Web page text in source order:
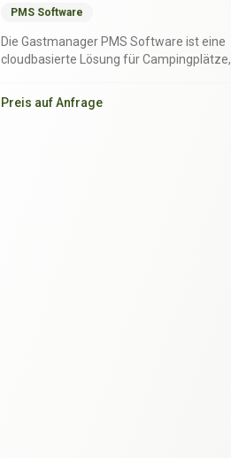
PMS Software
Die Gastmanager PMS Software ist eine
cloudbasierte Lösung für Campingplätze,
Preis auf Anfrage